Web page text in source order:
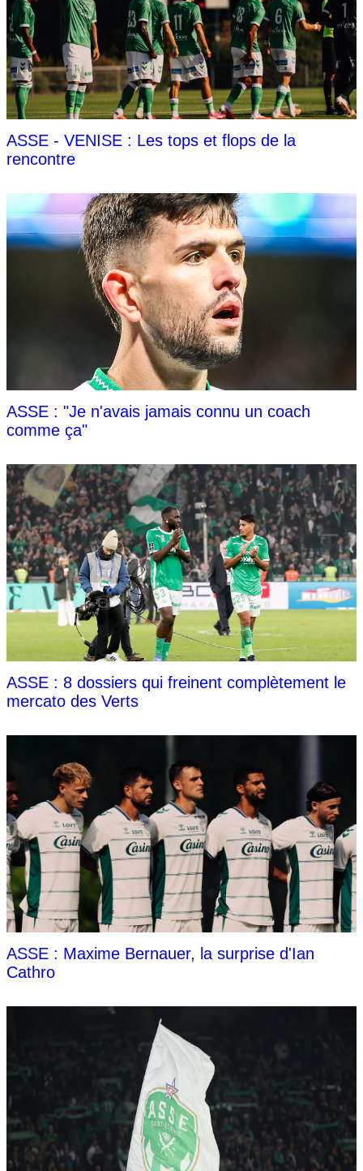
ASSE - VENISE : Les tops et flops de la
rencontre
ASSE : "Je n'avais jamais connu un coach
comme ça"
ASSE : 8 dossiers qui freinent complètement le
mercato des Verts
ASSE : Maxime Bernauer, la surprise d'Ian
Cathro